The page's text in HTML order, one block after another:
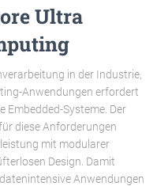
Ultra
in der Industrie,
Anwendungen erfordert
Embedded-Systeme. Der
diese Anforderungen
mit modularer
Design. Damit
Anwendungen